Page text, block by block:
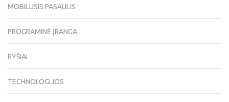
MOBILUSIS PASAULIS
PROGRAMINĖ ĮRANGA
RYŠIAI
TECHNOLOGIJOS